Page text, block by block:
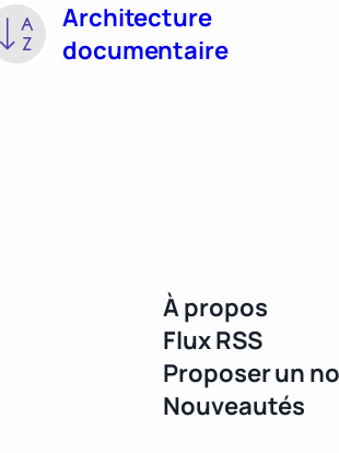
Architecture
documentaire
À propos
Flux RSS
Proposer un
Nouveautés